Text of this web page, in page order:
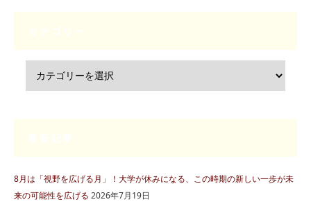
8月は「視野を広げる月」！大学が休みになる、この時期の新しい一歩が未
来の可能性を広げる 2026年7月19日